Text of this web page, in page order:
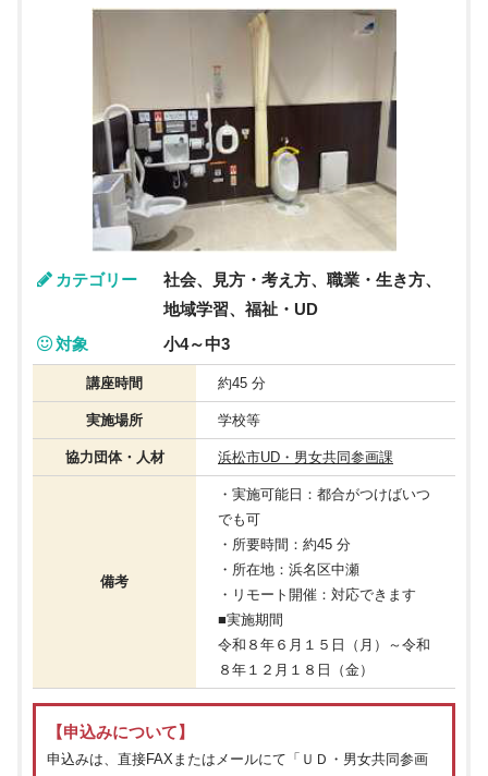
カテゴリー
社会、見方・考え方、職業・生き方、
地域学習、福祉・UD
対象
小4～中3
講座時間 約45 分
実施場所 学校等
協力団体・人材 浜松市UD・男女共同参画課
備考
・実施可能日：都合がつけばいつ
でも可
・所要時間：約45 分
・所在地：浜名区中瀬
・リモート開催：対応できます
■実施期間
令和８年６月１５日（月）～令和
８年１２月１８日（金）
【申込みについて】
申込みは、直接FAXまたはメールにて「ＵＤ・男女共同参画